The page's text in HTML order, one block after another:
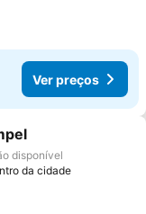
Ver preços
favoritos
disponível
da cidade